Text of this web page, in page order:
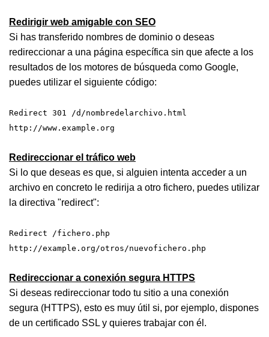
Redirigir web amigable con SEO
Si has transferido nombres de dominio o deseas
redireccionar a una página específica sin que afecte a los
resultados de los motores de búsqueda como Google,
puedes utilizar el siguiente código:
Redirect 301 /d/nombredelarchivo.html
http://www.example.org
Redireccionar el tráfico web
Si lo que deseas es que, si alguien intenta acceder a un
archivo en concreto le redirija a otro fichero, puedes utilizar
la directiva "redirect":
Redirect /fichero.php
http://example.org/otros/nuevofichero.php
Redireccionar a conexión segura HTTPS
Si deseas redireccionar todo tu sitio a una conexión
segura (HTTPS), esto es muy útil si, por ejemplo, dispones
de un certificado SSL y quieres trabajar con él.